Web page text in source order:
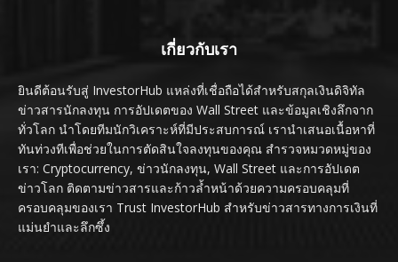
เกี่ยวกับเรา
ยินดีต้อนรับสู่ InvestorHub แหล่งที่เชื่อถือได้สำหรับสกุลเงินดิจิทัล
ข่าวสารนักลงทุน การอัปเดตของ Wall Street และข้อมูลเชิงลึกจาก
ทั่วโลก นำโดยทีมนักวิเคราะห์ที่มีประสบการณ์ เรานำเสนอเนื้อหาที่
ทันท่วงทีเพื่อช่วยในการตัดสินใจลงทุนของคุณ สำรวจหมวดหมู่ของ
เรา: Cryptocurrency, ข่าวนักลงทุน, Wall Street และการอัปเดต
ข่าวโลก ติดตามข่าวสารและก้าวล้ำหน้าด้วยความครอบคลุมที่
ครอบคลุมของเรา Trust InvestorHub สำหรับข่าวสารทางการเงินที่
แม่นยำและลึกซึ้ง